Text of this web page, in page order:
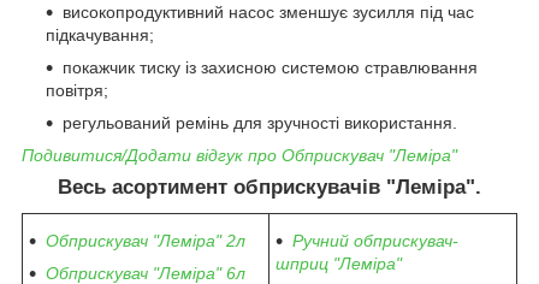
високопродуктивний насос зменшує зусилля під час
підкачування;
покажчик тиску із захисною системою стравлювання
повітря;
регульований ремінь для зручності використання.
Подивитися/Додати відгук про Обприскувач "Леміра"
Весь асортимент обприскувачів "Леміра".
Обприскувач "Леміра" 2л
Обприскувач "Леміра" 6л
Ручний обприскувач-
шприц "Леміра"